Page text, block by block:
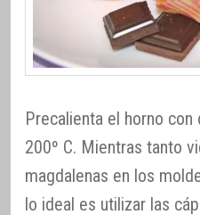
Precalienta el horno con
200º C. Mientras tanto
magdalenas en los
lo ideal es utilizar las